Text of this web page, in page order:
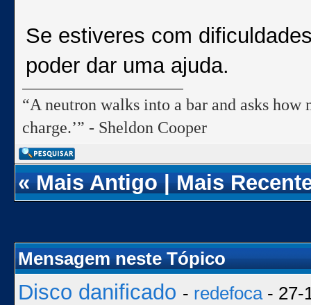
Se estiveres com
poder dar uma ajuda.
“A neutron walks into a bar and asks
charge.’” - Sheldon Cooper
«Mais Antigo|Mais
Mensagem neste Tópico
Disco danificado - redefoca- 27-